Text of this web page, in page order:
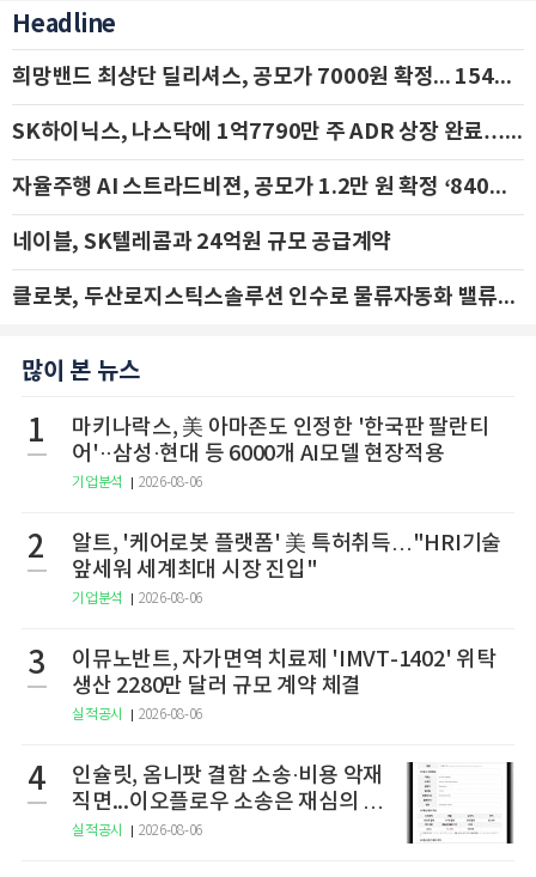
Headline
희망밴드 최상단 딜리셔스, 공모가 7000원 확정... 154억 규모 IPO 돌입
SK하이닉스, 나스닥에 1억7790만 주 ADR 상장 완료…29일 국내 추가 상장
자율주행 AI 스트라드비젼, 공모가 1.2만 원 확정 ‘840억 수혈’
네이블, SK텔레콤과 24억원 규모 공급계약
클로봇, 두산로지스틱스솔루션 인수로 물류자동화 밸류체인 확장 추진 - IBK투자증권
많이 본 뉴스
1
마키나락스, 美 아마존도 인정한 '한국판 팔란티
어'··삼성·현대 등 6000개 AI모델 현장적용
기업분석 2026-08-06
2
알트, '케어로봇 플랫폼' 美 특허취득…"HRI기술
앞세워 세계최대 시장 진입"
기업분석 2026-08-06
3
이뮤노반트, 자가면역 치료제 'IMVT-1402' 위탁
생산 2280만 달러 규모 계약 체결
실적공시 2026-08-06
4
인슐릿, 옴니팟 결함 소송·비용 악재
직면...이오플로우 소송은 재심의 청
구
실적공시 2026-08-06